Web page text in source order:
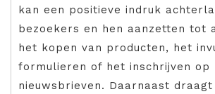
kan een positieve indruk
bezoekers en hen aanzetten tot
het kopen van producten, het
formulieren of het inschrijven op
nieuwsbrieven. Daarnaast draagt